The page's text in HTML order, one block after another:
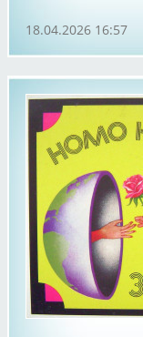
18.04.2026 16:57